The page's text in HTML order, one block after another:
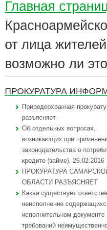
Главная
от лица
возможно ли
ПРОКУРАТУРА
Природоохранная
разъясняет
Об отдельных вопросах,
возникающих при
законодательства о
кредите (займе). 26.02.2016
ПРОКУРАТУРА
ОБЛАСТИ РАЗЪЯСНЯЕТ
Какая существует
неисполнение
исполнительном документе
требований